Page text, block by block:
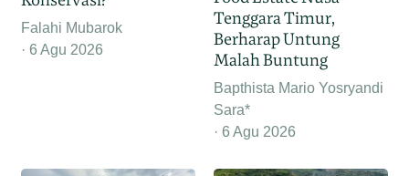
Falahi Mubarok
6 Agu 2026
Tenggara Timur,
Berharap Untung
Malah Buntung
Bapthista Mario Yosryandi
Sara*
6 Agu 2026